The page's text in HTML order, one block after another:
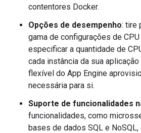
contentores Docker.
Opções de desempenho: tire
gama de configurações de
especificar a quantidade de
cada instância da sua
flexível do App Engine
necessária para si.
Suporte de funcionalidades
funcionalidades, como
bases de dados SQL e